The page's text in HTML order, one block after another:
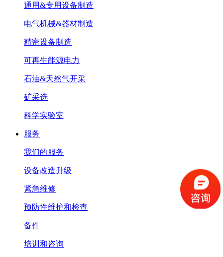
通用&专用设备制造
电气机械&器材制造
精密设备制造
可再生能源电力
石油&天然气开采
矿采选
科学实验室
服务
我们的服务
设备改造升级
紧急维修
预防性维护和检查
备件
培训和咨询